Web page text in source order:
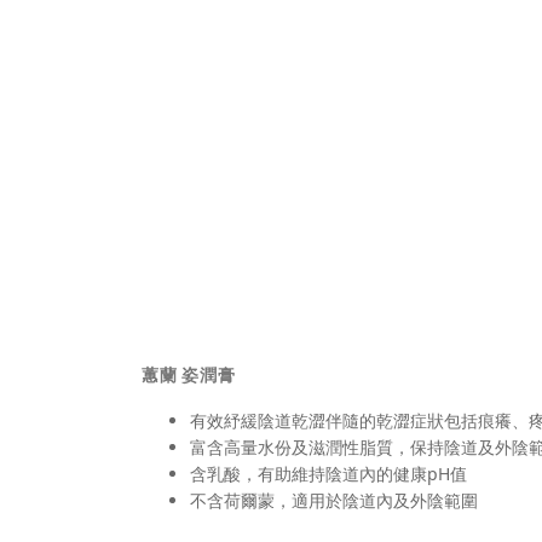
蕙蘭 姿潤膏
有效紓緩陰道乾澀伴隨的乾澀症狀包括痕癢、
富含高量水份及滋潤性脂質，保持陰道及外陰
含乳酸，有助維持陰道內的健康pH值
不含荷爾蒙，適用於陰道內及外陰範圍